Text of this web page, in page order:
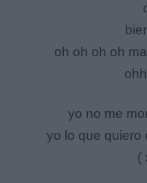
oh oh oh oh
yo no me
yo lo que quiero
(